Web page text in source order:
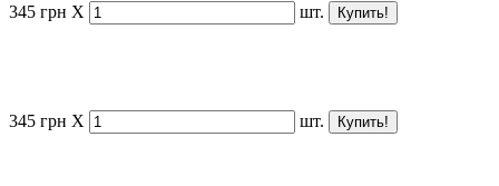
345 грн X шт.
345 грн X шт.